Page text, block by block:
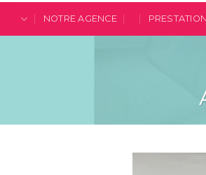
NOTRE AGENCE